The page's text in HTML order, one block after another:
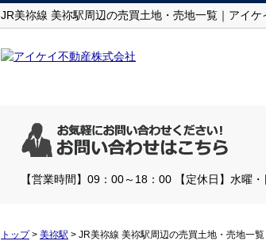
JR美祢線 美祢駅周辺の売買土地・売地一覧｜アイケ
【営業時間】09：00～18：00 【定休日】水曜
トップ> 美祢駅 > JR美祢線 美祢駅周辺の売買土地・売地一覧